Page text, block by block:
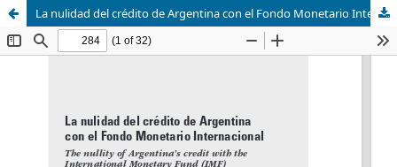
La nulidad del crédito de Argentina con el Fondo Monetario Internacional